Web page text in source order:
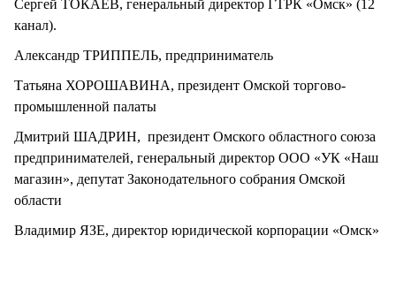
Сергей ТОКАЕВ, генеральный директор ГТРК «Омск» (12
канал).
Александр ТРИППЕЛЬ, предприниматель
Татьяна ХОРОШАВИНА, президент Омской торгово-
промышленной палаты
Дмитрий ШАДРИН, президент Омского областного союза
предпринимателей, генеральный директор ООО «УК «Наш
магазин», депутат Законодательного собрания Омской
области
Владимир ЯЗЕ, директор юридической корпорации «Омск»